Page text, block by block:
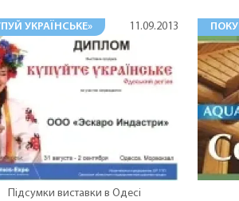
УКРАЇНСЬКЕ» 11.09.2013
Підсумки виставки в Одесі